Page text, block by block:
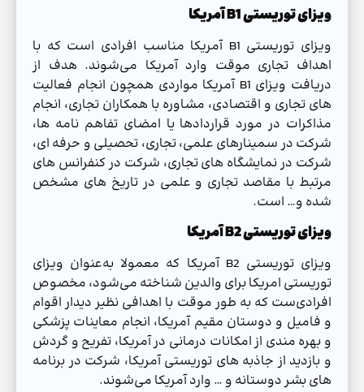
ویزای توریستی B1 آمریکا
ویزای توریستی B1 آمریکا مناسب افرادی است که با
اهداف تجاری موقت وارد آمریکا می‌شوند. هدف از
دریافت ویزای B1 آمریکا مواردی همچون انجام فعالیت
های تجاری و اقتصادی، مشاوره با همکاران تجاری، انجام
مذاکرات در مورد قراردادها یا امضای تفاهم نامه ها،
شرکت در سمینارهای علمی، تجاری، تحصیلی و حرفه ای،
شرکت در نمایشگاه های تجاری، شرکت در کنفرانس های
مرتبط با مقاصد تجاری و علمی در تاریخ های مشخص
شده و… است.
ویزای توریستی B2 آمریکا
ویزای توریستی B2 آمریکا که معمولا به‌عنوان ویزای
توریستی امریکا برای والدین شناخته می‌شود، مخصوص
افرادی‌ست که به طور موقت با اهدافی نظیر دیدار اقوام
و فامیل و دوستان مقیم آمریکا، انجام معاینات پزشکی
و بهره مندی از امکانات درمانی در آمریکا، تفریح و گردش
و بازدید از جاذبه های توریستی آمریکا، شرکت در برنامه
های بشر دوستانه و … وارد آمریکا می‌شوند.